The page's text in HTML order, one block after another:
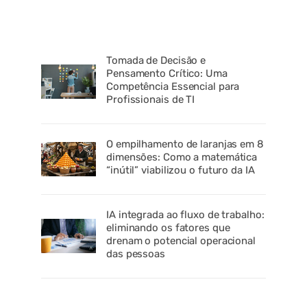
Tomada de Decisão e
Pensamento Crítico: Uma
Competência Essencial para
Profissionais de TI
O empilhamento de laranjas em 8
dimensões: Como a matemática
“inútil” viabilizou o futuro da IA
IA integrada ao fluxo de trabalho:
eliminando os fatores que
drenam o potencial operacional
das pessoas